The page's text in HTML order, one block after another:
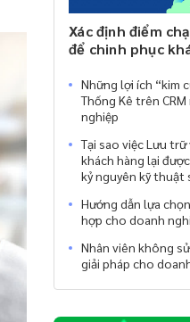
Xác định điểm
để chinh phục
Những lợi ích “kim
Thống Kê trên
nghiệp
Tại sao việc Lưu
khách hàng lại
kỷ nguyên kỹ thuật
Hướng dẫn lựa
hợp cho doanh
Nhân viên không
giải pháp cho